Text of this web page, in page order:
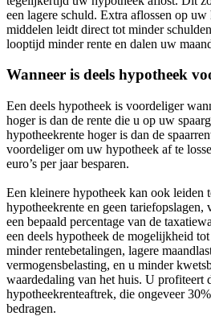
een lagere schuld. Extra aflossen op
middelen leidt direct tot minder
looptijd minder rente en dalen uw
Wanneer is deels hypotheek
Een deels hypotheek is voordeliger
hoger is dan de rente die u op uw
hypotheekrente hoger is dan de
voordeliger om uw hypotheek af te
euro’s per jaar besparen.
Een kleinere hypotheek kan ook leiden
hypotheekrente en geen tariefopslagen,
een bepaald percentage van de
een deels hypotheek de mogelijkheid
minder rentebetalingen, lagere
vermogensbelasting, en u minder
waardedaling van het huis. U profiteert
hypotheekrenteaftrek, die ongeveer
bedragen.